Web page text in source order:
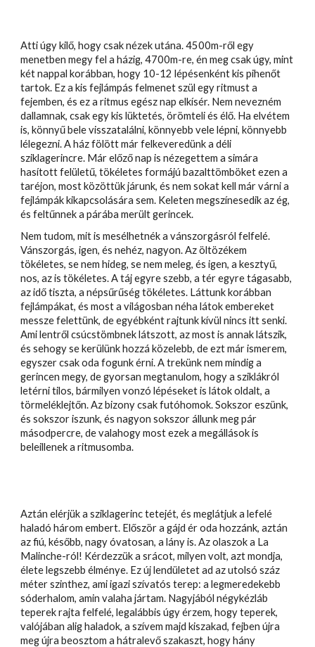
Atti úgy kilő, hogy csak nézek utána. 4500m-ről egy
menetben megy fel a házig, 4700m-re, én meg csak úgy, mint
két nappal korábban, hogy 10-12 lépésenként kis pihenőt
tartok. Ez a kis fejlámpás felmenet szül egy ritmust a
fejemben, és ez a ritmus egész nap elkísér. Nem nevezném
dallamnak, csak egy kis lüktetés, örömteli és élő. Ha elvétem
is, könnyű bele visszatalálni, könnyebb vele lépni, könnyebb
lélegezni. A ház fölött már felkeveredünk a déli
sziklagerincre. Már előző nap is nézegettem a simára
hasított felületű, tökéletes formájú bazalttömböket ezen a
taréjon, most közöttük járunk, és nem sokat kell már várni a
fejlámpák kikapcsolására sem. Keleten megszínesedik az ég,
és feltűnnek a párába merült gerincek.
Nem tudom, mit is mesélhetnék a vánszorgásról felfelé.
Vánszorgás, igen, és nehéz, nagyon. Az öltözékem
tökéletes, se nem hideg, se nem meleg, és igen, a kesztyű,
nos, az is tökéletes. A táj egyre szebb, a tér egyre tágasabb,
az idő tiszta, a népsűrűség tökéletes. Láttunk korábban
fejlámpákat, és most a világosban néha látok embereket
messze felettünk, de egyébként rajtunk kívül nincs itt senki.
Ami lentről csúcstömbnek látszott, az most is annak látszik,
és sehogy se kerülünk hozzá közelebb, de ezt már ismerem,
egyszer csak oda fogunk érni. A trekünk nem mindig a
gerincen megy, de gyorsan megtanulom, hogy a sziklákról
letérni tilos, bármilyen vonzó lépéseket is látok oldalt, a
törmeléklejtőn. Az bizony csak futóhomok. Sokszor eszünk,
és sokszor iszunk, és nagyon sokszor állunk meg pár
másodpercre, de valahogy most ezek a megállások is
beleillenek a ritmusomba.
Aztán elérjük a sziklagerinc tetejét, és meglátjuk a lefelé
haladó három embert. Először a gájd ér oda hozzánk, aztán
az fiú, később, nagy óvatosan, a lány is. Az olaszok a La
Malinche-ról! Kérdezzük a srácot, milyen volt, azt mondja,
élete legszebb élménye. Ez új lendületet ad az utolsó száz
méter szinthez, ami igazi szívatós terep: a legmeredekebb
sóderhalom, amin valaha jártam. Nagyjából négykézláb
teperek rajta felfelé, legalábbis úgy érzem, hogy teperek,
valójában alig haladok, a szívem majd kiszakad, fejben újra
meg újra beosztom a hátralevő szakaszt, hogy hány